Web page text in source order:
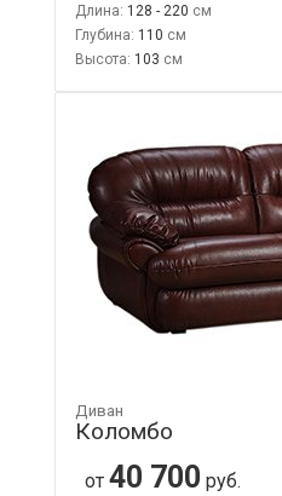
Длина: 128 - 220
Глубина: 110
Высота: 103
Диван
Коломбо
от 40 700 руб.